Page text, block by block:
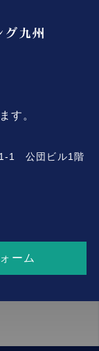
す。
1 公団ビル1階
ーム